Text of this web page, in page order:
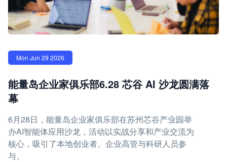
Mon Jun 29 2026
能量岛企业家俱乐部6.28 芯谷 AI 沙龙圆满落
幕
6月28日，能量岛企业家俱乐部在苏州芯谷产业园举
办AI智能体应用沙龙，活动以实战分享和产业交流为
核心，吸引了本地创业者、企业高管与科研人员参
与。